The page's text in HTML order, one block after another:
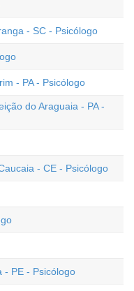
- SC - Psicólogo
- PA - Psicólogo
do Araguaia - PA -
- CE - Psicólogo
- PE - Psicólogo